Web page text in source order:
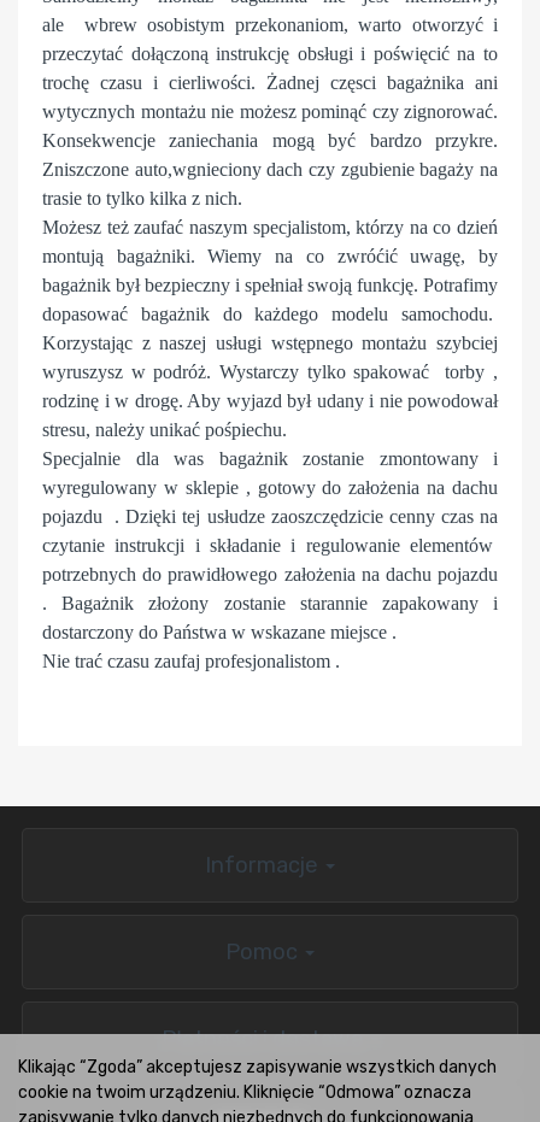
ale wbrew osobistym przekonaniom, warto otworzyć i
przeczytać dołączoną instrukcję obsługi i poświęcić na to
trochę czasu i cierliwości. Żadnej częsci bagażnika ani
wytycznych montażu nie możesz pominąć czy zignorować.
Konsekwencje zaniechania mogą być bardzo przykre.
Zniszczone auto,wgnieciony dach czy zgubienie bagaży na
trasie to tylko kilka z nich.
Możesz też zaufać naszym specjalistom, którzy na co dzień
montują bagażniki. Wiemy na co zwróćić uwagę, by
bagażnik był bezpieczny i spełniał swoją funkcję. Potrafimy
dopasować bagażnik do każdego modelu samochodu.
Korzystając z naszej usługi wstępnego montażu szybciej
wyruszysz w podróż. Wystarczy tylko spakować torby ,
rodzinę i w drogę. Aby wyjazd był udany i nie powodował
stresu, należy unikać pośpiechu.
Specjalnie dla was bagażnik zostanie zmontowany i
wyregulowany w sklepie , gotowy do założenia na dachu
pojazdu . Dzięki tej usłudze zaoszczędzicie cenny czas na
czytanie instrukcji i składanie i regulowanie elementów
potrzebnych do prawidłowego założenia na dachu pojazdu
. Bagażnik złożony zostanie starannie zapakowany i
dostarczony do Państwa w wskazane miejsce .
Nie trać czasu zaufaj profesjonalistom .
Informacje
Pomoc
Płatności i dostawa
Klikając “Zgoda” akceptujesz zapisywanie wszystkich danych
cookie na twoim urządzeniu. Kliknięcie “Odmowa” oznacza
zapisywanie tylko danych niezbędnych do funkcjonowania